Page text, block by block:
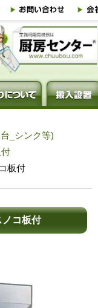
_シンク等)
板付
ノコ板付